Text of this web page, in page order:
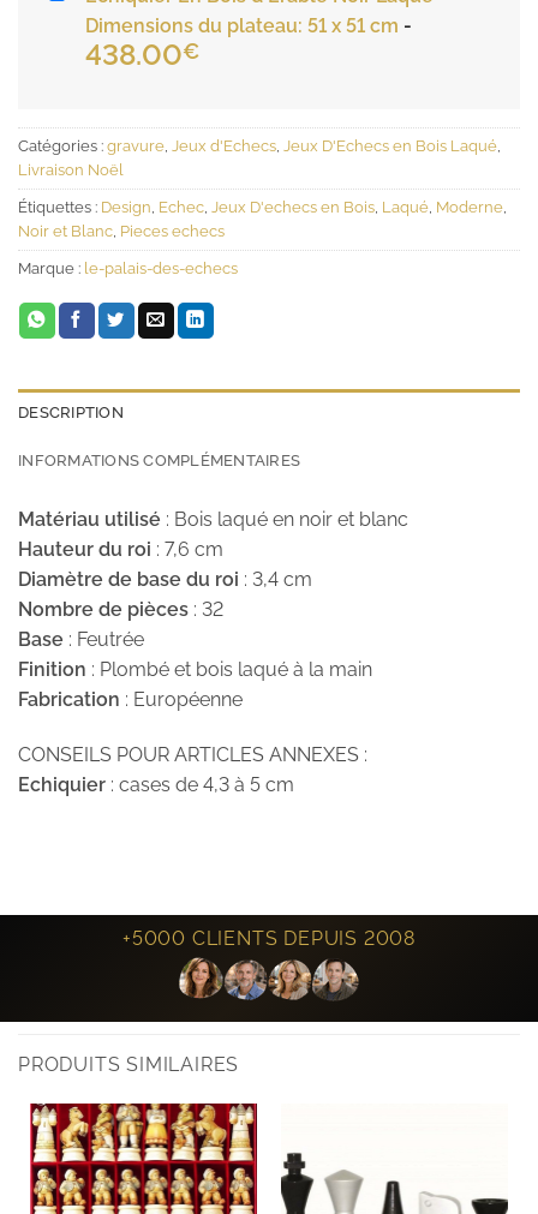
Dimensions du plateau: 51 x 51 cm -
438.00€
Catégories : gravure Jeux d'Echecs Jeux D'Echecs en Bois Laqué
Livraison Noël
Étiquettes : Design Echec Jeux D'echecs en Bois Laqué Moderne
Noir et Blanc Pieces echecs
Marque : le-palais-des-echecs
DESCRIPTION
INFORMATIONS COMPLÉMENTAIRES
Matériau utilisé : Bois laqué en noir et blanc
Hauteur du roi : 7,6 cm
Diamètre de base du roi : 3,4 cm
Nombre de pièces : 32
Base : Feutrée
Finition : Plombé et bois laqué à la main
Fabrication : Européenne
CONSEILS POUR ARTICLES ANNEXES :
Echiquier : cases de 4,3 à 5 cm
+5000 CLIENTS DEPUIS 2008
PRODUITS SIMILAIRES